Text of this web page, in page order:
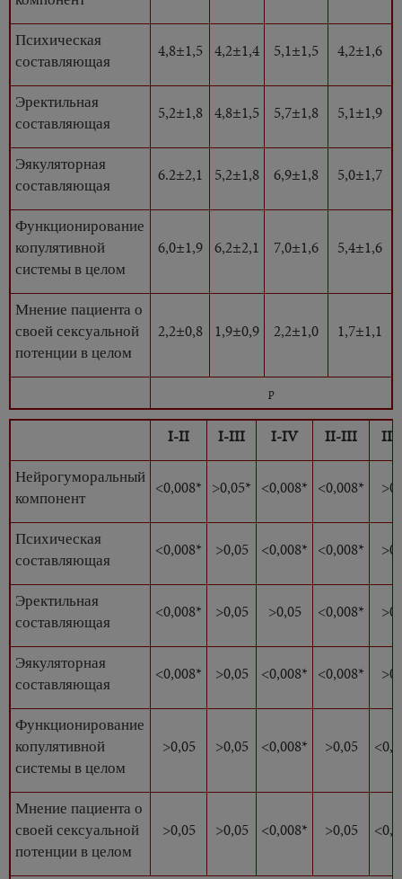
Психическая
составляющая
4,8±1,5 4,2±1,4 5,1±1,5 4,2±1,6
Эректильная
составляющая
5,2±1,8 4,8±1,5 5,7±1,8 5,1±1,9
Эякуляторная
составляющая
6.2±2,1 5,2±1,8 6,9±1,8 5,0±1,7
Функционирование
копулятивной
системы в целом
6,0±1,9 6,2±2,1 7,0±1,6 5,4±1,6
Мнение пациента о
своей сексуальной
потенции в целом
2,2±0,8 1,9±0,9 2,2±1,0 1,7±1,1
p
I-II I-III I-IV II-III
II-
Нейрогуморальный
компонент
<0,008* >0,05* <0,008* <0,008*
Психическая
составляющая
<0,008* >0,05 <0,008* <0,008*
Эректильная
составляющая
<0,008* >0,05 >0,05 <0,008*
Эякуляторная
составляющая
<0,008* >0,05 <0,008* <0,008*
Функционирование
копулятивной
системы в целом
>0,05 >0,05 <0,008* >0,05
Мнение пациента о
своей сексуальной
потенции в целом
>0,05 >0,05 <0,008* >0,05